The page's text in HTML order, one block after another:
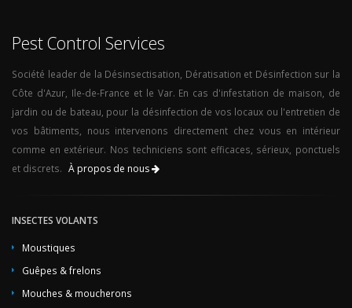
Pest Control Services
Société leader de la Désinsectisation, Dératisation et Désinfection sur la
Côte d'Azur, Ile-de-France et le Var. En cas d'infestation de maison, de
jardin ou de bateau, pour la désinfection de vos locaux ou l'entretien de
vos bâtiments, nous intervenons directement chez vous en intérieur
comme en extérieur. Nos techniciens sont efficaces, sérieux, ponctuels
et discrets. À propos de nous
INSECTES VOLANTS
Moustiques
Guêpes & frelons
Mouches & moucherons